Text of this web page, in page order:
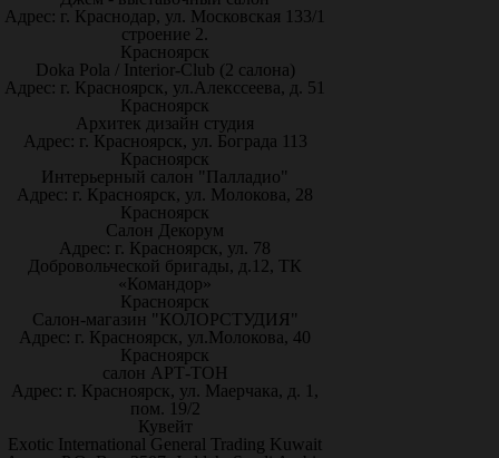
Адрес: г. Краснодар, ул. Московская 133/1
строение 2.
Красноярск
Doka Pola / Interior-Club (2 салона)
Адрес: г. Красноярск, ул.Алекссеева, д. 51
Красноярск
Архитек дизайн студия
Адрес: г. Красноярск, ул. Бограда 113
Красноярск
Интерьерный салон "Палладио"
Адрес: г. Красноярск, ул. Молокова, 28
Красноярск
Салон Декорум
Адрес: г. Красноярск, ул. 78
Добровольческой бригады, д.12, ТК
«Командор»
Красноярск
Салон-магазин "КОЛОРСТУДИЯ"
Адрес: г. Красноярск, ул.Молокова, 40
Красноярск
салон АРТ-ТОН
Адрес: г. Красноярск, ул. Маерчака, д. 1,
пом. 19/2
Кувейт
Exotic International General Trading Kuwait